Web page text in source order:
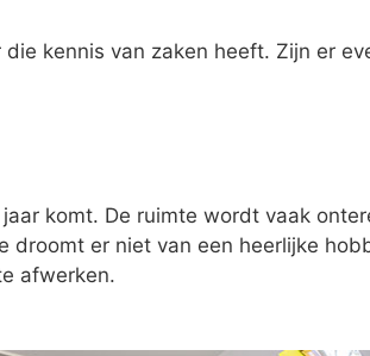
kennis van zaken heeft. Zijn er
komt. De ruimte wordt vaak
er niet van een heerlijke
afwerken.